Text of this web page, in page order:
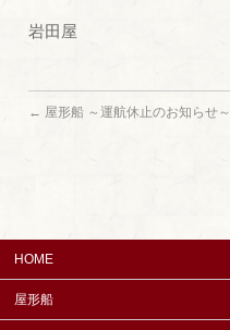
岩田屋
← 屋形船 ～運航休止のお知らせ～
HOME
屋形船